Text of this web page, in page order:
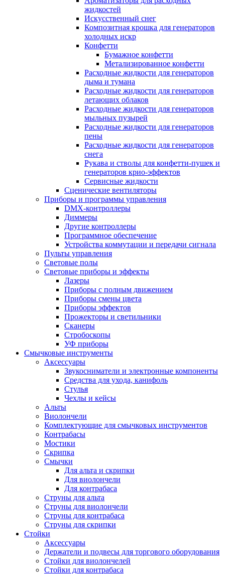
жидкостей
Искусственный снег
Композитная крошка для генераторов
холодных искр
Конфетти
Бумажное конфетти
Метализированное конфетти
Расходные жидкости для генераторов
дыма и тумана
Расходные жидкости для генераторов
летающих облаков
Расходные жидкости для генераторов
мыльных пузырей
Расходные жидкости для генераторов
пены
Расходные жидкости для генераторов
снега
Рукава и стволы для конфетти-пушек и
генераторов крио-эффектов
Сервисные жидкости
Сценические вентиляторы
Приборы и программы управления
DMX-контроллеры
Диммеры
Другие контроллеры
Программное обеспечение
Устройства коммутации и передачи сигнала
Пульты управления
Световые полы
Световые приборы и эффекты
Лазеры
Приборы с полным движением
Приборы смены цвета
Приборы эффектов
Прожекторы и светильники
Сканеры
Стробоскопы
УФ приборы
Смычковые инструменты
Аксессуары
Звукосниматели и электронные компоненты
Средства для ухода, канифоль
Стулья
Чехлы и кейсы
Альты
Виолончели
Комплектующие для смычковых инструментов
Контрабасы
Мостики
Скрипка
Смычки
Для альта и скрипки
Для виолончели
Для контрабаса
Струны для альта
Струны для виолончели
Струны для контрабаса
Струны для скрипки
Стойки
Аксессуары
Держатели и подвесы для торгового оборудования
Стойки для виолончелей
Стойки для контрабаса